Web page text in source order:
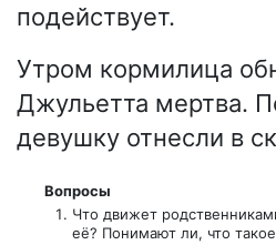
подействует.
Утром кормилица
Джульетта мертва.
девушку отнесли в
Вопросы
Что движет
её? Понимают ли, что